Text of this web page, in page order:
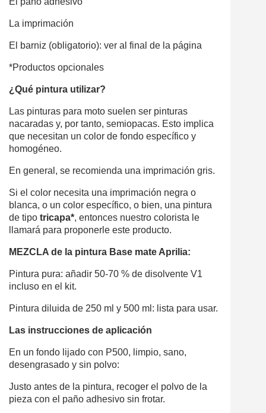
La imprimación
El barniz (obligatorio): ver al final de la página
*Productos opcionales
¿Qué pintura utilizar?
Las pinturas para moto suelen ser pinturas
nacaradas y, por tanto, semiopacas. Esto implica
que necesitan un color de fondo específico y
homogéneo.
En general, se recomienda una imprimación gris.
Si el color necesita una imprimación negra o
blanca, o un color específico, o bien, una pintura
de tipo tricapa*, entonces nuestro colorista le
llamará para proponerle este producto.
MEZCLA de la pintura Base mate Aprilia:
Pintura pura: añadir 50-70 % de disolvente V1
incluso en el kit.
Pintura diluida de 250 ml y 500 ml: lista para usar.
Las instrucciones de aplicación
En un fondo lijado con P500, limpio, sano,
desengrasado y sin polvo:
Justo antes de la pintura, recoger el polvo de la
pieza con el paño adhesivo sin frotar.